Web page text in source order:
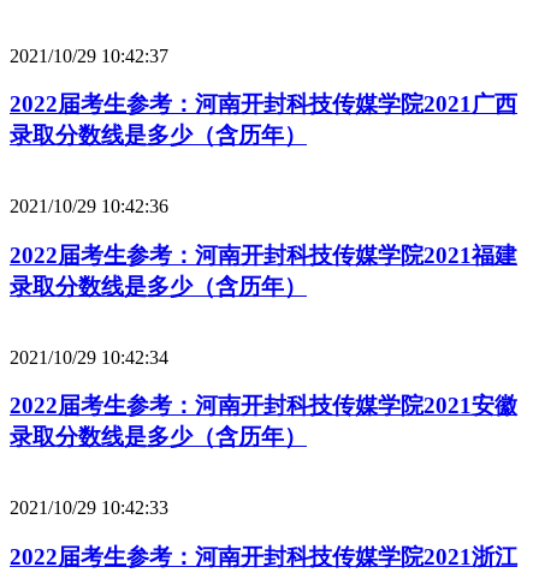
2021/10/29 10:42:37
2022届考生参考：河南开封科技传媒学院2021广西
录取分数线是多少（含历年）
2021/10/29 10:42:36
2022届考生参考：河南开封科技传媒学院2021福建
录取分数线是多少（含历年）
2021/10/29 10:42:34
2022届考生参考：河南开封科技传媒学院2021安徽
录取分数线是多少（含历年）
2021/10/29 10:42:33
2022届考生参考：河南开封科技传媒学院2021浙江